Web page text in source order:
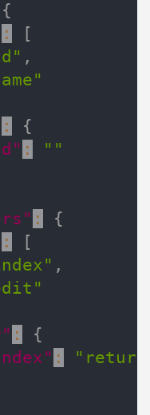
{
:
[
,
:
{
:
""
:
{
:
[
,
:
{
: